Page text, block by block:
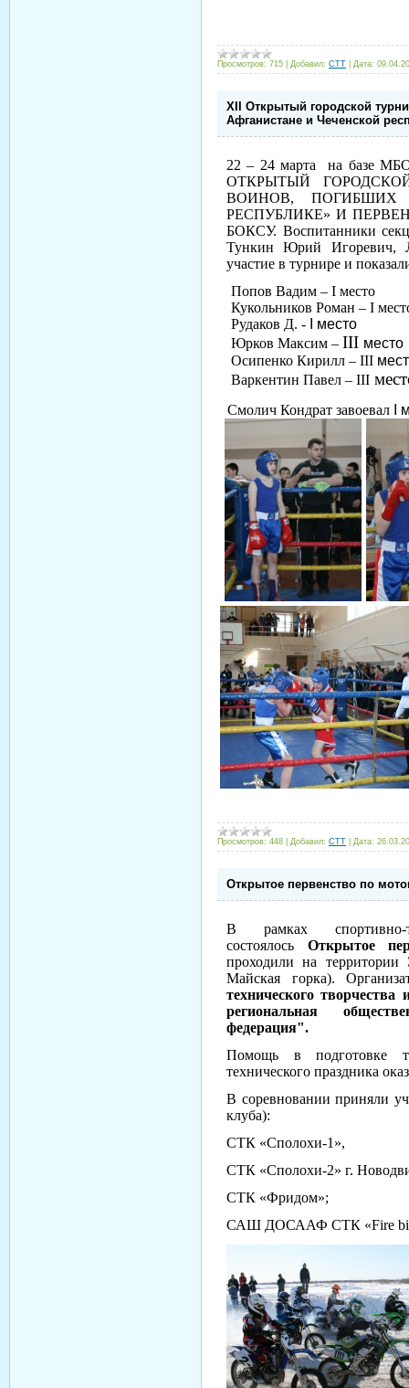
Просмотров: 715 Добавил: CTT Дата:
XII Открытый городской
Афганистане и Чеченской
22 – 24 марта на базе
ОТКРЫТЫЙ
ВОИНОВ,
РЕСПУБЛИКЕ» И
БОКСУ. Воспитанники
Тункин Юрий Игоревич,
участие в турнире и
Попов Вадим – Iместо
Кукольников Роман – I
Рудаков Д. -
место
Юрков Максим – III место
Осипенко Кирилл – III
Варкентин Павел – III
Смолич Кондрат завоевал
Просмотров: 448 Добавил: CTT Дата:
Открытое первенство по
В рамках спортивно-
состоялось Открытое
проходили на
Майская горка).
технического
региональная
федерация".
Помощь в подготовке
технического праздника
В соревновании приняли
клуба):
СТК «Сполохи-1»,
СТК «Сполохи-2» г.
СТК «Фридом»;
САШ ДОСААФ СТК «Fire